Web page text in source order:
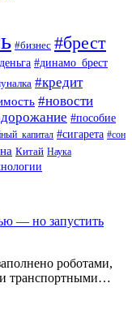
#бизнес #брест
#динамо_брест
#кредит
#новости
#пособие
#сигарета #сон
Китай Наука
— но запустить
роботами,
транспортными…